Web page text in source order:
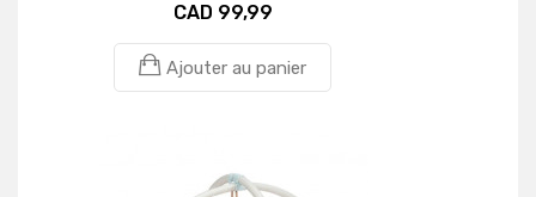
CAD 99,99
Ajouter au panier